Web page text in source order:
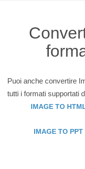
Puoi anche convertire
tutti i formati supportati
IMAGE TO
IMAGE TO PPT